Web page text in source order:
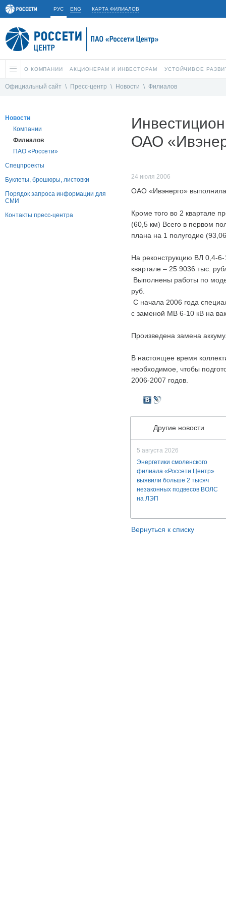
РУС ENG КАРТА ФИЛИАЛОВ
О КОМПАНИИ АКЦИОНЕРАМ И ИНВЕСТОРАМ УСТОЙЧИВОЕ
Официальный сайт \ Пресс-центр \ Новости \ Филиалов
Новости
Компании
Филиалов
ПАО «Россети»
Спецпроекты
Буклеты, брошюры, листовки
Порядок запроса информации для
СМИ
Контакты пресс-центра
ОАО
24 июля 2006
ОАО «Ивэнерго» выполнила
Кроме того во 2 квартале
(60,5 км) Всего в первом
плана на 1 полугодие
На реконструкцию ВЛ 0,4-6-
квартале – 25 9036 тыс.
Выполнены работы по
руб.
С начала 2006 года
с заменой МВ 6-10 кВ на
Произведена замена
В настоящее время
необходимое, чтобы
2006-2007 годов.
Другие новости
5 августа 2026
Энергетики смоленского
филиала «Россети Центр»
выявили больше 2 тысяч
незаконных подвесов ВОЛС
на ЛЭП
Вернуться к списку